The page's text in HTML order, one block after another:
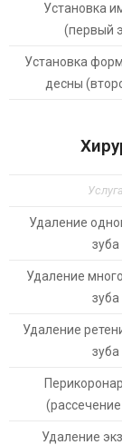
Установка
(первый
Установка
десны
Услуга
Удаление
зуба
Удаление
зуба
Удаление
зуба
Удаление